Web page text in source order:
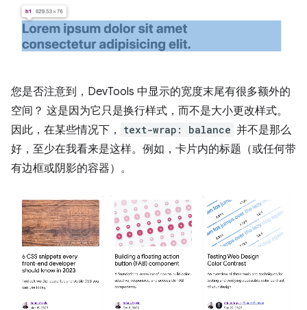
您是否注意到，DevTools 中显示的宽度末尾有很多额外的
空间？ 这是因为它只是换行样式，而不是大小更改样式。
因此，在某些情况下，
text-wrap: balance 并不是那么
好，至少在我看来是这样。例如，卡片内的标题（或任何带
有边框或阴影的容器）。